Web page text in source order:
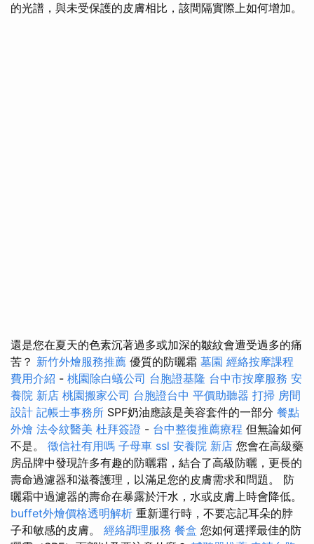
的光譜，與未受保護的皮膚相比，該間隔實際上如何增加。
還是您在夏天的色素沉著過多或加深的皺紋會遭受過多的痛
苦？ 新竹外燴服務推薦 優質的防曬霜 墓園 經絡按摩課程
費用介紹 - 桃園除白蟻公司 台胞證基隆 台中市按摩服務 安
養院 新店 桃園搬家公司 台胞證台中 平價助聽器 打掃 房間
設計 記帳士事務所 SPF奶油應該是美容套件的一部分 餐點
外燴 法令紋醫美 杜拜簽證 - 台中整復推薦療程 但無論如何
不是。 徵信社有用嗎 子母車 ssl 安養院 新店 您會在高級藥
房品牌中發現許多有趣的防曬霜，結合了高級防曬，更長的
壽命過濾器和滋養護理，以滿足您的皮膚需求和問題。 防
曬霜中過濾器的壽命在暴露於汗水，水或皮膚上時會降低。
buffet外燴價格透明解析 重新運行時，不要忘記耳朵的脖
子和敏感的皮膚。 經絡調理服務 餐盒 您如何選擇最佳的防